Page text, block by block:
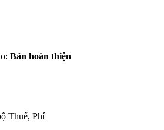
Bán hoàn thiện
Thuế, Phí